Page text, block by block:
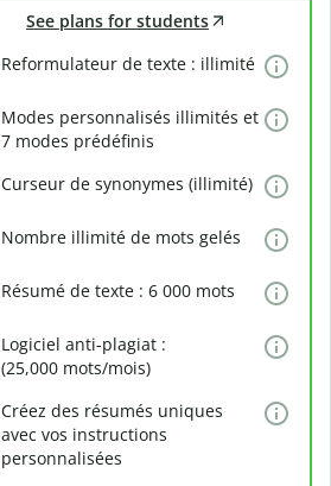
See plans for students
Reformulateur de texte : illimité
Modes personnalisés illimités et
7 modes prédéfinis
Curseur de synonymes (illimité)
Nombre illimité de mots gelés
Résumé de texte : 6 000 mots
Logiciel anti-plagiat :
(25,000 mots/mois)
Créez des résumés uniques
avec vos instructions
personnalisées